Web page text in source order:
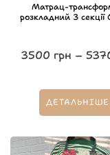
Матрац-
розкладний 3 секції
3500 грн –
ДЕТАЛЬНІШЕ